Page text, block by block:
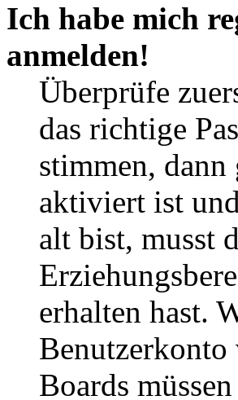
Ich habe mich
anmelden!
Überprüfe
das richtige
stimmen,
aktiviert ist
alt bist, musst
erhalten hast.
Boards